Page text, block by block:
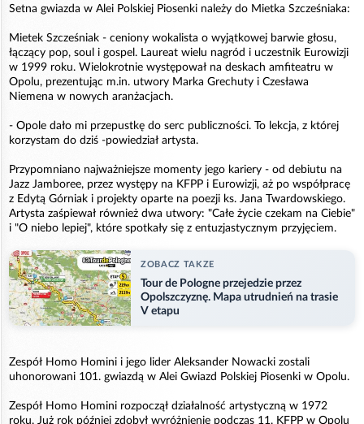
Setna gwiazda w Alei Polskiej Piosenki należy do Mietka Szcześniaka:
Mietek Szcześniak - ceniony wokalista o wyjątkowej barwie głosu,
łączący pop, soul i gospel. Laureat wielu nagród i uczestnik Eurowizji
w 1999 roku. Wielokrotnie występował na deskach amfiteatru w
Opolu, prezentując m.in. utwory Marka Grechuty i Czesława
Niemena w nowych aranżacjach.
- Opole dało mi przepustkę do serc publiczności. To lekcja, z której
korzystam do dziś -powiedział artysta.
Przypomniano najważniejsze momenty jego kariery - od debiutu na
Jazz Jamboree, przez występy na KFPP i Eurowizji, aż po współpracę
z Edytą Górniak i projekty oparte na poezji ks. Jana Twardowskiego.
Artysta zaśpiewał również dwa utwory: "Całe życie czekam na Ciebie"
i "O niebo lepiej", które spotkały się z entuzjastycznym przyjęciem.
ZOBACZ TAKZE
Tour de Pologne przejedzie przez
Opolszczyznę. Mapa utrudnień na trasie
V etapu
Zespół Homo Homini i jego lider Aleksander Nowacki zostali
uhonorowani 101. gwiazdą w Alei Gwiazd Polskiej Piosenki w Opolu.
Zespół Homo Homini rozpoczął działalność artystyczną w 1972
roku. Już rok później zdobył wyróżnienie podczas 11. KFPP w Opolu